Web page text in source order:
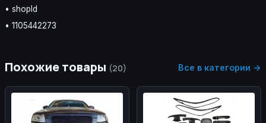
• shopId
• 1105442273
Похожие товары (20) Все в категории →